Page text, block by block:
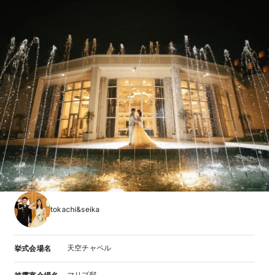
tokachi&seika
挙式会場名 天空チャペル